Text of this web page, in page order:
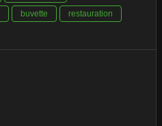
buvette
restauration